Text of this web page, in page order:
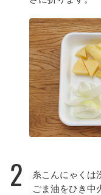
2
糸こんにゃくは
ごま油をひき中